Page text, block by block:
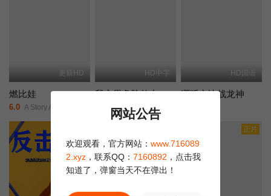
更新HD
燃比娃
6.0 A Story About Fire/
HD中字
我心里危险的东西剧场版
剧场版/我内心的糟糕念头(台)/The Dangers in My Heart: The Movie/
HD国语
哪吒之决战龙神
正片
网站公告
欢迎观看，官方网站： www.716089
2.xyz ，联系QQ： 7160892 ，点击我
知道了，弹窗当天不在弹出！